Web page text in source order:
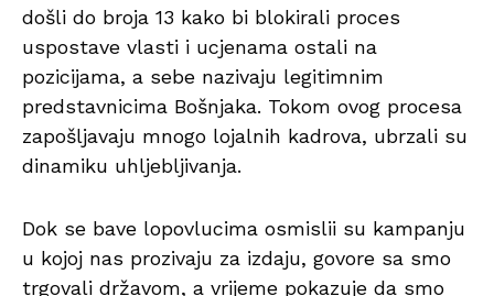
došli do broja 13 kako bi blokirali proces
uspostave vlasti i ucjenama ostali na
pozicijama, a sebe nazivaju legitimnim
predstavnicima Bošnjaka. Tokom ovog procesa
zapošljavaju mnogo lojalnih kadrova, ubrzali su
dinamiku uhljebljivanja.
Dok se bave lopovlucima osmislii su kampanju
u kojoj nas prozivaju za izdaju, govore sa smo
trgovali državom, a vrijeme pokazuje da smo